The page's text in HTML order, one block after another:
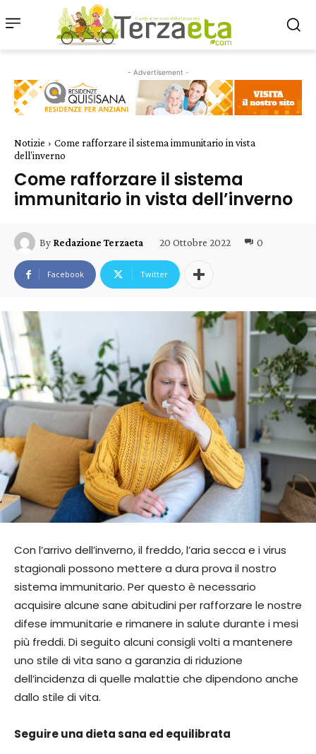
- Advertisement -
Notizie
Come rafforzare il sistema immunitario in vista
dell’inverno
Come rafforzare il sistema
immunitario in vista dell’inverno
By Redazione Terzaeta 20 Ottobre 2022 0
Facebook Twitter
Con l’arrivo dell’inverno, il freddo, l’aria secca e i virus
stagionali possono mettere a dura prova il nostro
sistema immunitario. Per questo è necessario
acquisire alcune sane abitudini per rafforzare le nostre
difese immunitarie e rimanere in salute durante i mesi
più freddi. Di seguito alcuni consigli volti a mantenere
uno stile di vita sano a garanzia di riduzione
dell’incidenza di quelle malattie che dipendono anche
dallo stile di vita.
Seguire una dieta sana ed equilibrata